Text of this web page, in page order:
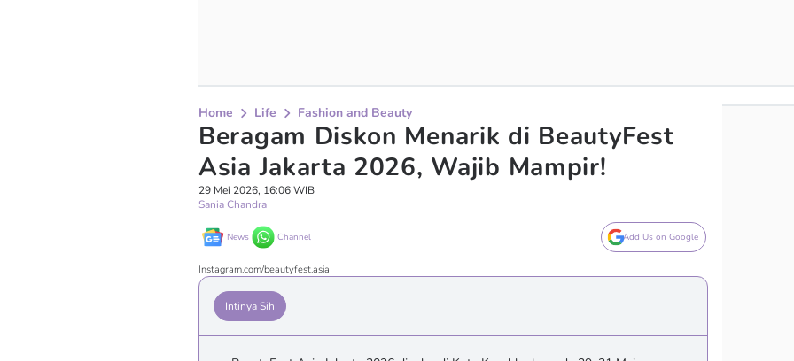
Home Life Fashion and Beauty
Beragam Diskon Menarik di BeautyFest
Asia Jakarta 2026, Wajib Mampir!
29 Mei 2026, 16:06 WIB
Sania Chandra
News Channel Add Us on Google
Instagram.com/beautyfest.asia
Intinya Sih